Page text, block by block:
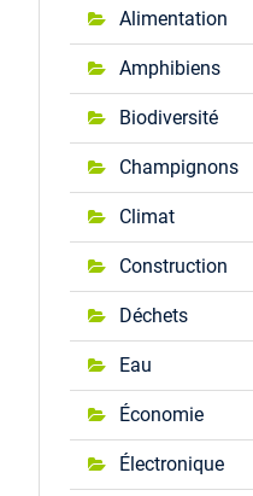
Alimentation
Amphibiens
Biodiversité
Champignons
Climat
Construction
Déchets
Eau
Économie
Électronique